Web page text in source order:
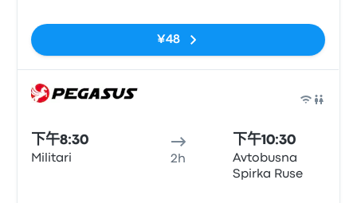
¥48
下午8:30
Militari 2h
下午10:30
Avtobusna
Spirka Ruse